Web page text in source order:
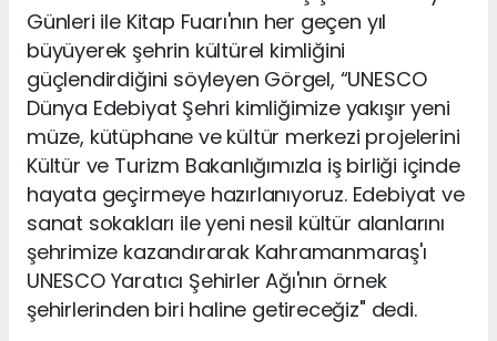
Günleri ile Kitap Fuarı'nın her geçen yıl
büyüyerek şehrin kültürel kimliğini
güçlendirdiğini söyleyen Görgel, “UNESCO
Dünya Edebiyat Şehri kimliğimize yakışır yeni
müze, kütüphane ve kültür merkezi projelerini
Kültür ve Turizm Bakanlığımızla iş birliği içinde
hayata geçirmeye hazırlanıyoruz. Edebiyat ve
sanat sokakları ile yeni nesil kültür alanlarını
şehrimize kazandırarak Kahramanmaraş'ı
UNESCO Yaratıcı Şehirler Ağı'nın örnek
şehirlerinden biri haline getireceğiz" dedi.